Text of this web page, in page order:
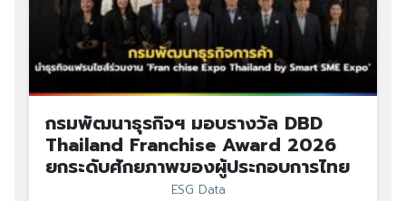
Search
for: Search
กรมพัฒนาธุรกิจฯ มอบรางวัล DBD
Thailand Franchise Award 2026
ยกระดับศักยภาพของผู้ประกอบการไทย
ESG Data